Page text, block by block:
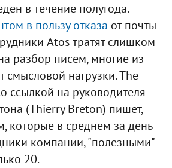
в течение полугода.
в пользу отказа от почты
Atos тратят слишком
разбор писем, многие из
смысловой нагрузки. The
ссылкой на руководителя
(Thierry Breton) пишет,
которые в среднем за день
компании, "полезными"
20.